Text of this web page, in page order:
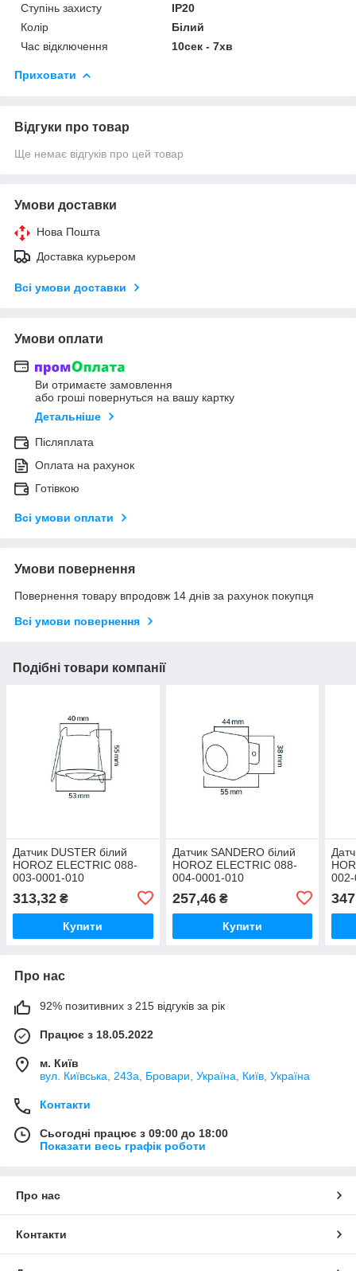
Ступінь захисту
IP20
Колір
Білий
Час відключення
10сек - 7хв
Приховати
Відгуки про товар
Ще немає відгуків про цей товар
Умови доставки
Нова Пошта
Доставка курьером
Всі умови доставки
Умови оплати
Ви отримаєте замовлення
або гроші повернуться на вашу картку
Детальніше
Післяплата
Оплата на рахунок
Готівкою
Всі умови оплати
Умови повернення
Повернення товару впродовж 14 днів за рахунок покупця
Всі умови повернення
Подібні товари компанії
Датчик DUSTER білий
HOROZ ELECTRIC 088-
003-0001-010
313,32 ₴
Купити
Датчик SANDERO білий
HOROZ ELECTRIC 088-
004-0001-010
257,46₴
Купити
Про нас
92% позитивних з 215 відгуків за рік
Працює з 18.05.2022
м. Київ
вул. Київська, 243а, Бровари, Україна, Київ, Україна
Контакти
Сьогодні працює з 09:00 до 18:00
Показати весь графік роботи
Про нас
Контакти